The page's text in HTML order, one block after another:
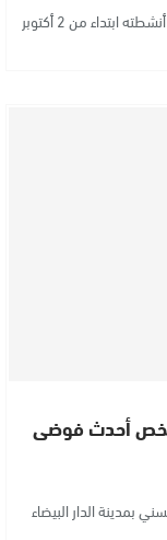
يستعد برنامج "مدارس خضراء" في الدارالبيضاء لاستئناف أنشطته ابتداء من 2 أكتوبر
أحدث فوضى
بمدينة الدار البيضاء